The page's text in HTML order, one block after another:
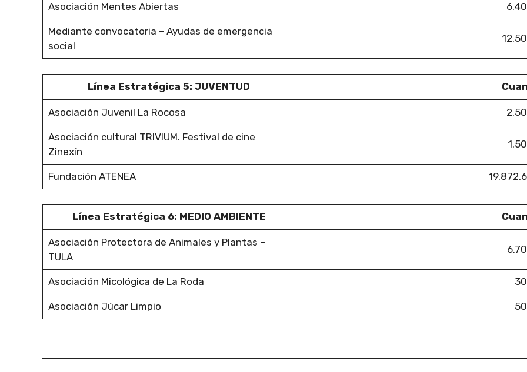
Asociación Mentes Abiertas
Mediante convocatoria – Ayudas de emergencia
social
Línea Estratégica 5: JUVENTUD
Asociación Juvenil La Rocosa
Asociación cultural TRIVIUM. Festival de cine
Zinexín
Fundación ATENEA
Línea Estratégica 6: MEDIO AMBIENTE
Asociación Protectora de Animales y Plantas –
TULA
Asociación Micológica de La Roda
Asociación Júcar Limpio